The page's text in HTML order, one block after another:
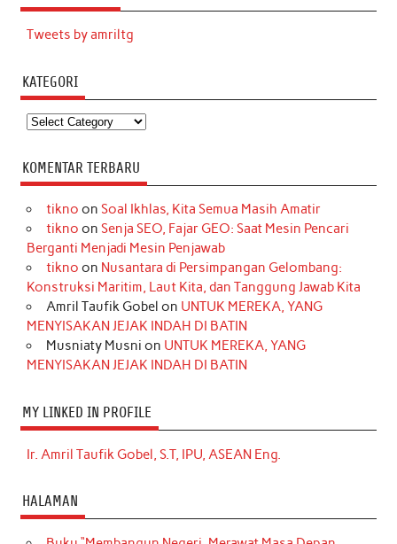
Tweets by amriltg
KATEGORI
Kategori
KOMENTAR TERBARU
tikno on Soal Ikhlas, Kita Semua Masih Amatir
tikno on Senja SEO, Fajar GEO: Saat Mesin Pencari
Berganti Menjadi Mesin Penjawab
tikno on Nusantara di Persimpangan Gelombang:
Konstruksi Maritim, Laut Kita, dan Tanggung Jawab Kita
Amril Taufik Gobel on UNTUK MEREKA, YANG
MENYISAKAN JEJAK INDAH DI BATIN
Musniaty Musni on UNTUK MEREKA, YANG
MENYISAKAN JEJAK INDAH DI BATIN
MY LINKED IN PROFILE
Ir. Amril Taufik Gobel, S.T, IPU, ASEAN Eng.
HALAMAN